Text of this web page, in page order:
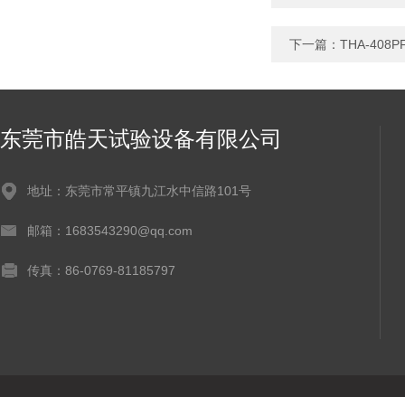
下一篇： THA-
东莞市皓天试验设备有限公司
地址：东莞市常平镇九江水中信路101号
邮箱：1683543290@qq.com
传真：86-0769-81185797